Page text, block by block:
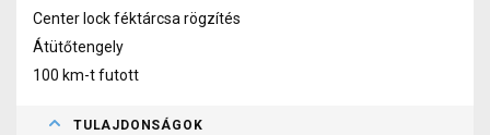
Center lock féktárcsa rögzítés
Átütőtengely
100 km-t futott
TULAJDONSÁGOK